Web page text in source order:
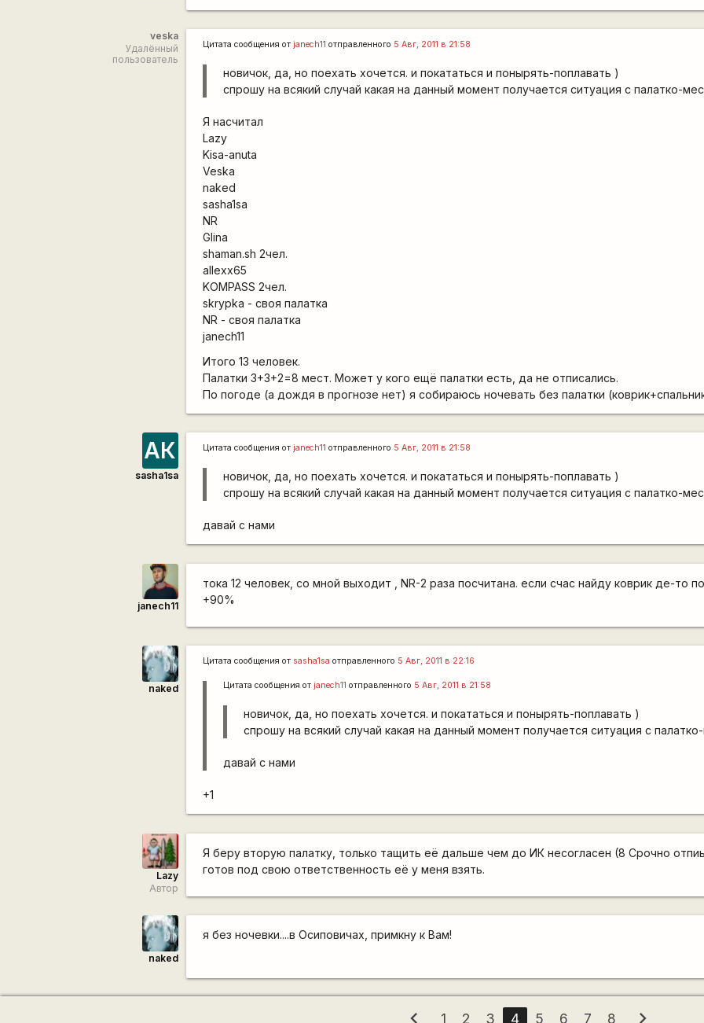
veska
Удалённый
пользователь
Цитата сообщения отjanech11 отправленного 5 Авг, 2011 в 21:58
новичок, да, но поехать хочется. и покататься и понырять-поплавать )
спрошу на всякий случай какая на данный момент получается ситуация с палатко-
Я насчитал
Lazy
Kisa-anuta
Veska
naked
sasha1sa
NR
Glina
shaman.sh 2чел.
allexx65
KOMPASS 2чел.
skrypka - своя палатка
NR - своя палатка
janech11
Итого 13 человек.
Палатки 3+3+2=8 мест. Может у кого ещё палатки есть, да не отписались.
По погоде (а дождя в прогнозе нет) я собираюсь ночевать без палатки
АК
sasha1sa
Цитата сообщения отjanech11 отправленного 5 Авг, 2011 в 21:58
новичок, да, но поехать хочется. и покататься и понырять-поплавать )
спрошу на всякий случай какая на данный момент получается ситуация с палатко-
давай с нами
janech11
тока 12 человек, со мной выходит , NR-2 раза посчитана. если счас найду коврик де-то
+90%
naked
Цитата сообщения от sasha1sa отправленного 5 Авг, 2011 в 22:16
Цитата сообщения отjanech11 отправленного 5 Авг, 2011 в 21:58
новичок, да, но поехать хочется. и покататься и понырять-поплавать )
спрошу на всякий случай какая на данный момент получается ситуация с
давай с нами
+1
Lazy
Автор
Я беру вторую палатку, только тащить её дальше чем до ИК несогласен (8 Срочно
готов под свою ответственность её у меня взять.
naked
я без ночевки....в Осиповичах, примкну к Вам!
chevron_left 1 2 3 4 5 6 7 8 chevron_right